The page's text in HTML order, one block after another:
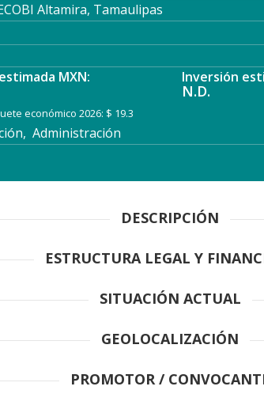
Altamira, Tamaulipas
MXN: Inversión
N.D.
económico 2026: $ 19.3
Administración
DESCRIPCIÓN
ESTRUCTURA LEGAL Y
SITUACIÓN ACTUAL
GEOLOCALIZACIÓN
PROMOTOR /